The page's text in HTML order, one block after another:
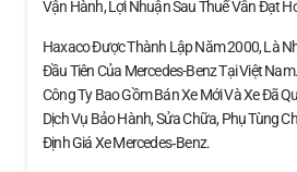
Vận Hành, Lợi Nhuận Sau Thuế Vẫn Đạt
Haxaco Được Thành Lập Năm 2000, Là
Đầu Tiên Của Mercedes-Benz Tại Việt
Công Ty Bao Gồm Bán Xe Mới Và Xe Đã
Dịch Vụ Bảo Hành, Sửa Chữa, Phụ Tùng
Định Giá Xe Mercedes‑Benz.